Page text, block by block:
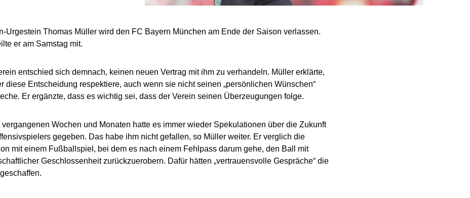
Urgestein Thomas Müller wird den FC Bayern München am Ende der Saison verlassen.
er am Samstag mit.
entschied sich demnach, keinen neuen Vertrag mit ihm zu verhandeln. Müller erklärte,
diese Entscheidung respektiere, auch wenn sie nicht seinen „persönlichen Wünschen“
Er ergänzte, dass es wichtig sei, dass der Verein seinen Überzeugungen folge.
vergangenen Wochen und Monaten hatte es immer wieder Spekulationen über die Zukunft
gegeben. Das habe ihm nicht gefallen, so Müller weiter. Er verglich die
mit einem Fußballspiel, bei dem es nach einem Fehlpass darum gehe, den Ball mit
Geschlossenheit zurückzuerobern. Dafür hätten „vertrauensvolle Gespräche“ die